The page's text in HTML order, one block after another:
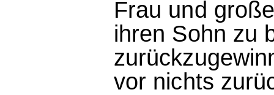
Frau und
ihren Sohn zu
vor nichts